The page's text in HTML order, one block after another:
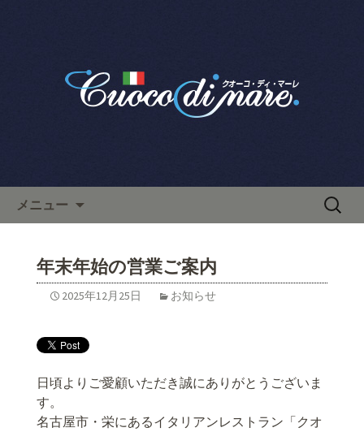
ーコ・ディ・マーレ」のブロ
メニュー
検
年末年始の営業ご案内
2025年12月25日 お知らせ
日頃よりご愛顧いただき誠にありがとうございま
す。
名古屋市・栄にあるイタリアンレストラン「クオ